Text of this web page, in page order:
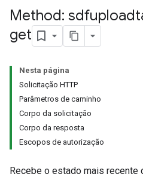
Method:
get
Nesta página
Solicitação HTTP
Parâmetros de caminho
Corpo da solicitação
Corpo da resposta
Escopos de autorização
Recebe o estado mais recente